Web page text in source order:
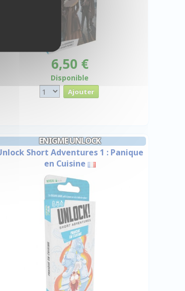
6,50 €
Disponible
ENIGME UNLOCK
Short Adventures 1 : Panique
en Cuisine